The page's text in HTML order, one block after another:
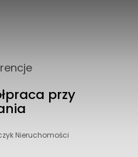
przy
Nieruchomości